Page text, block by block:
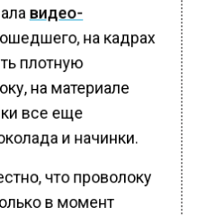
видео-
на кадрах
плотную
на материале
все еще
и начинки.
что проволоку
в момент